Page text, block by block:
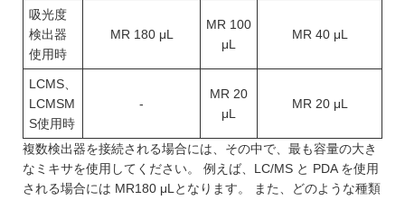
吸光度
検出器
使用時
MR 180 μL
MR 100
μL
MR 40 μL
LCMS、
LCMSM
S使用時
-
MR 20
μL
MR 20 μL
複数検出器を接続される場合には、その中で、最も容量の大き
なミキサを使用してください。 例えば、LC/MS と PDA を使用
される場合には MR180 μLとなります。 また、どのような種類